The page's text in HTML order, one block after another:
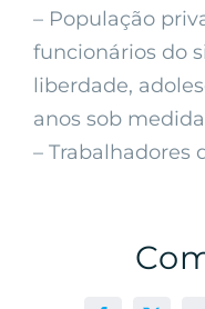
– População
funcionários do
liberdade,
anos sob
– Trabalhadores